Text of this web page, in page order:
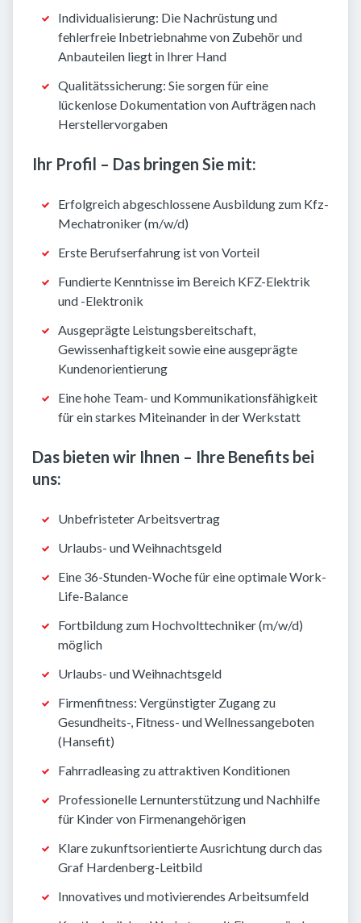
Individualisierung: Die Nachrüstung und
fehlerfreie Inbetriebnahme von Zubehör und
Anbauteilen liegt in Ihrer Hand
Qualitätssicherung: Sie sorgen für eine
lückenlose Dokumentation von Aufträgen nach
Herstellervorgaben
Ihr Profil – Das bringen Sie mit:
Erfolgreich abgeschlossene Ausbildung zum Kfz-
Mechatroniker (m/w/d)
Erste Berufserfahrung ist von Vorteil
Fundierte Kenntnisse im Bereich KFZ-Elektrik
und -Elektronik
Ausgeprägte Leistungsbereitschaft,
Gewissenhaftigkeit sowie eine ausgeprägte
Kundenorientierung
Eine hohe Team- und Kommunikationsfähigkeit
für ein starkes Miteinander in der Werkstatt
Das bieten wir Ihnen – Ihre Benefits bei
uns:
Unbefristeter Arbeitsvertrag
Urlaubs- und Weihnachtsgeld
Eine 36-Stunden-Woche für eine optimale Work-
Life-Balance
Fortbildung zum Hochvolttechniker (m/w/d)
möglich
Urlaubs- und Weihnachtsgeld
Firmenfitness: Vergünstigter Zugang zu
Gesundheits-, Fitness- und Wellnessangeboten
(Hansefit)
Fahrradleasing zu attraktiven Konditionen
Professionelle Lernunterstützung und Nachhilfe
für Kinder von Firmenangehörigen
Klare zukunftsorientierte Ausrichtung durch das
Graf Hardenberg-Leitbild
Innovatives und motivierendes Arbeitsumfeld